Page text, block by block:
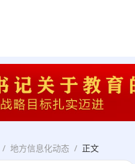
/ 地方信息化动态 / 正文